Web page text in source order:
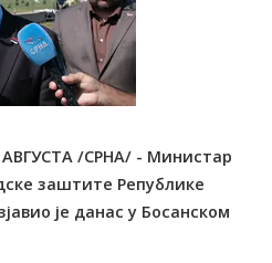
/СРНА/ - Министар
заштите Републике
је данас у Босанском